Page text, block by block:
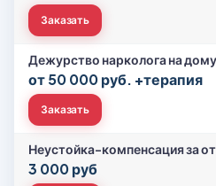
Заказать
Дежурство нарколога на
от 50 000 руб. +терапия
Заказать
Неустойка-компенсация за
3 000 руб